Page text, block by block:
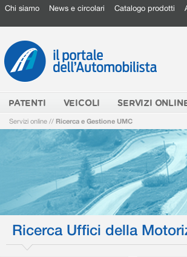
Chi siamo News e circolari Catalogo prodotti
PATENTI VEICOLI SERVIZI
Servizi online // Ricerca e Gestione UMC
Ricerca Uffici della